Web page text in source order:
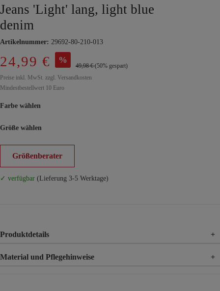
Jeans 'Light' lang, light blue
denim
Artikelnummer: 29692-80-210-013
24,99 € %
49,98 €(50% gespart)
Preise inkl. MwSt. zzgl. Versandkosten
Mindestbestellwert 10 Euro
Farbe wählen
Größe wählen
Größenberater
✓ verfügbar (Lieferung 3-5 Werktage)
Produktdetails +
Material und Pflegehinweise +